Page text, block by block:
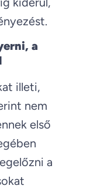
a
illeti,
nem
első
a